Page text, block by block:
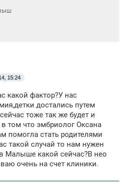
15:24
какой фактор?У нас
достались путем
тоже так же будет и
том что эмбриолог Оксана
помогла стать родителями
такой случай то нам нужен
Малыше какой сейчас?В нео
очень на счет клиники.